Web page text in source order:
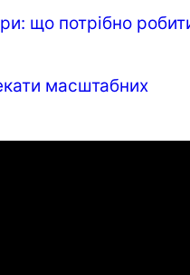
що потрібно
масштабних